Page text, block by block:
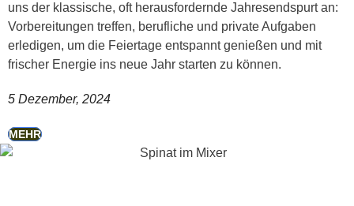
uns der klassische, oft herausfordernde Jahresendspurt an:
Vorbereitungen treffen, berufliche und private Aufgaben
erledigen, um die Feiertage entspannt genießen und mit
frischer Energie ins neue Jahr starten zu können.
5 Dezember, 2024
MEHR